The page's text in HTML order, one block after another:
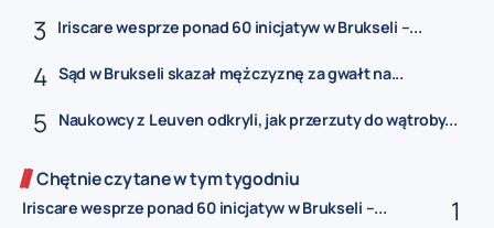
Iriscare wesprze ponad 60 inicjatyw w Brukseli –...
Sąd w Brukseli skazał mężczyznę za gwałt na...
Naukowcy z Leuven odkryli, jak przerzuty do wątroby...
Chętnie czytane w tym tygodniu
Iriscare wesprze ponad 60 inicjatyw w Brukseli –...